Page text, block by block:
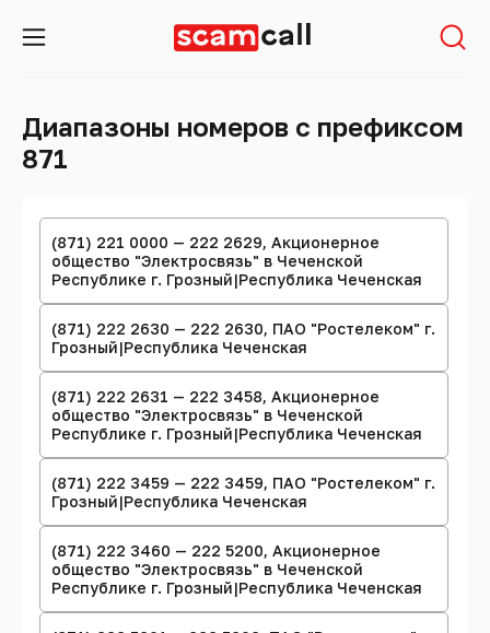
Диапазоны номеров с префиксом
871
(871) 221 0000 — 222 2629, Акционерное
общество "Электросвязь" в Чеченской
Республике г. Грозный|Республика Чеченская
(871) 222 2630 — 222 2630, ПАО "Ростелеком" г.
Грозный|Республика Чеченская
(871) 222 2631 — 222 3458, Акционерное
общество "Электросвязь" в Чеченской
Республике г. Грозный|Республика Чеченская
(871) 222 3459 — 222 3459, ПАО "Ростелеком" г.
Грозный|Республика Чеченская
(871) 222 3460 — 222 5200, Акционерное
общество "Электросвязь" в Чеченской
Республике г. Грозный|Республика Чеченская